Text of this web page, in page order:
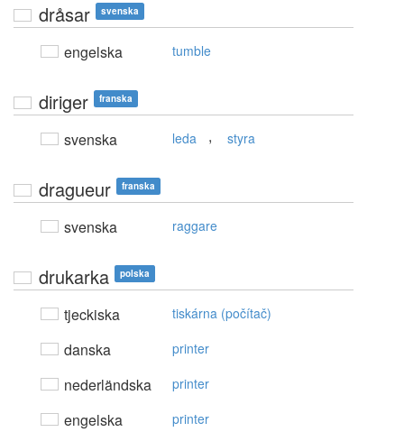
dråsar svenska
engelska tumble
diriger franska
svenska leda , styra
dragueur franska
svenska raggare
drukarka polska
tjeckiska tiskárna (počítač)
danska printer
nederländska printer
engelska printer